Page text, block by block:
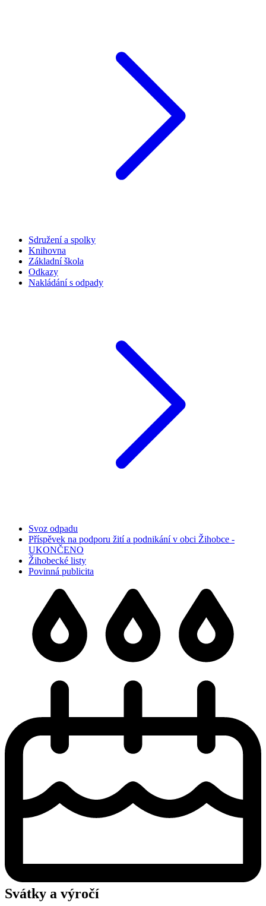
Sdružení a spolky
Knihovna
Základní škola
Odkazy
Nakládání s odpady
Svoz odpadu
Příspěvek na podporu žití a podnikání v obci Žihobce -
UKONČENO
Žihobecké listy
Povinná publicita
Svátky a výročí